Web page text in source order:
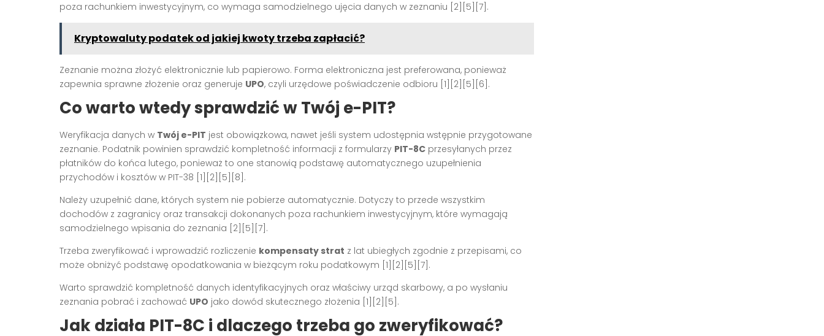
poza rachunkiem inwestycyjnym, co wymaga samodzielnego ujęcia danych w zeznaniu [2][5][7].
Kryptowaluty podatek od jakiej kwoty trzeba zapłacić?
Zeznanie można złożyć elektronicznie lub papierowo. Forma elektroniczna jest preferowana, ponieważ
zapewnia sprawne złożenie oraz generuje UPO, czyli urzędowe poświadczenie odbioru [1][2][5][6].
Co warto wtedy sprawdzić w Twój e-PIT?
Weryfikacja danych w Twój e-PIT jest obowiązkowa, nawet jeśli system udostępnia wstępnie przygotowane
zeznanie. Podatnik powinien sprawdzić kompletność informacji z formularzy PIT-8C przesyłanych przez
płatników do końca lutego, ponieważ to one stanowią podstawę automatycznego uzupełnienia
przychodów i kosztów w PIT-38 [1][2][5][8].
Należy uzupełnić dane, których system nie pobierze automatycznie. Dotyczy to przede wszystkim
dochodów z zagranicy oraz transakcji dokonanych poza rachunkiem inwestycyjnym, które wymagają
samodzielnego wpisania do zeznania [2][5][7].
Trzeba zweryfikować i wprowadzić rozliczenie kompensaty strat z lat ubiegłych zgodnie z przepisami, co
może obniżyć podstawę opodatkowania w bieżącym roku podatkowym [1][2][5][7].
Warto sprawdzić kompletność danych identyfikacyjnych oraz właściwy urząd skarbowy, a po wysłaniu
zeznania pobrać i zachować UPO jako dowód skutecznego złożenia [1][2][5].
Jak działa PIT-8C i dlaczego trzeba go zweryfikować?